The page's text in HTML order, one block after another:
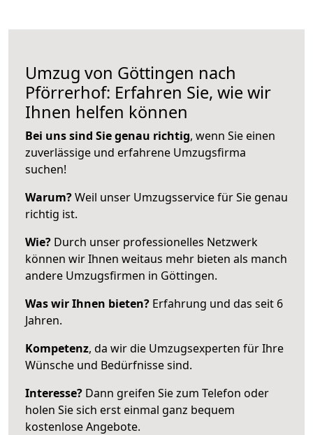
Umzug von Göttingen nach
Pförrerhof: Erfahren Sie, wie wir
Ihnen helfen können
Bei uns sind Sie genau richtig, wenn Sie einen
zuverlässige und erfahrene Umzugsfirma
suchen!
Warum?Weil unser Umzugsservice für Sie genau
richtig ist.
Wie? Durch unser professionelles Netzwerk
können wir Ihnen weitaus mehr bieten als manch
andere Umzugsfirmen in Göttingen.
Was wir Ihnen bieten? Erfahrung und das seit 6
Jahren.
Kompetenz, da wir die Umzugsexperten für Ihre
Wünsche und Bedürfnisse sind.
Interesse? Dann greifen Sie zum Telefon oder
holen Sie sich erst einmal ganz bequem
kostenlose Angebote.